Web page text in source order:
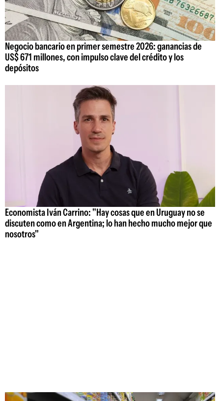
Negocio bancario en primer semestre 2026: ganancias de
US$ 671 millones, con impulso clave del crédito y los
depósitos
Economista Iván Carrino: "Hay cosas que en Uruguay no se
discuten como en Argentina; lo han hecho mucho mejor que
nosotros"